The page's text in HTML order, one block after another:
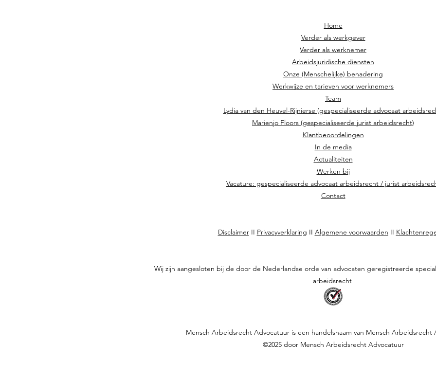
Home
Verder als werkgever
Verder als werknemer
Arbeidsjuridische diensten
Onze (Menschelijke) benadering
Werkwijze en tarieven voor werknemers
Team
Lydia van den Heuvel-Rijnierse (gespecialiseerde advocaat
Marienjo Floors (gespecialiseerde jurist arbeidsrecht)
Klantbeoordelingen
In de media
Actualiteiten
Werken bij
Vacature: gespecialiseerde advocaat arbeidsrecht / jurist
Contact
DisclaimerII Privacyverklaring II Algemene voorwaarden II
Wij zijn aangesloten bij de door de Nederlandse orde van advocaten geregistreerde
arbeidsrecht
Mensch Arbeidsrecht Advocatuur is een handelsnaam van Mensch Arbeidsrecht
©2025 door Mensch Arbeidsrecht Advocatuur